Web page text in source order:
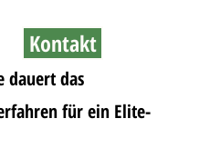
Kontakt
dauert das
für ein Elite-